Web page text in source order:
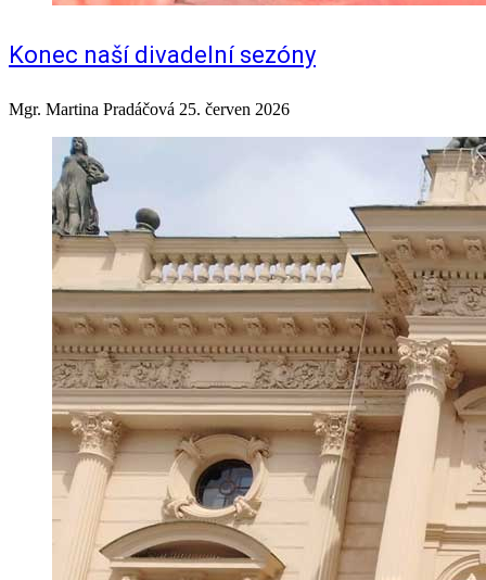
Konec naší divadelní sezóny
Mgr. Martina Pradáčová 25. červen 2026